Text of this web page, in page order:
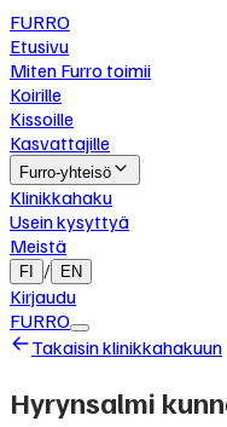
FURRO
Etusivu
Miten Furro toimii
Koirille
Kissoille
Kasvattajille
Furro-yhteisö
Klinikkahaku
Usein kysyttyä
Meistä
FI / EN
Kirjaudu
FURRO
Takaisin klinikkahakuun
Hyrynsalmi